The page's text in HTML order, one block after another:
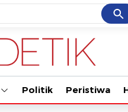
Cancel
Politik Peristiwa